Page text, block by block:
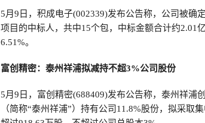
5月9日，积成电子(002339)发布公告称，公司被确
项目的中标人，共中15个包，中标金额合计约2.01
6.51%。
富创精密：泰州祥浦拟减持不超3%公司股份
5月9日，富创精密(688409)发布公告称，泰州祥浦
（简称“泰州祥浦”）持有公司11.8%股份，拟采取